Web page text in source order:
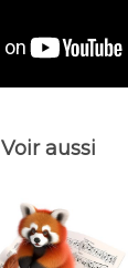
Voir aussi